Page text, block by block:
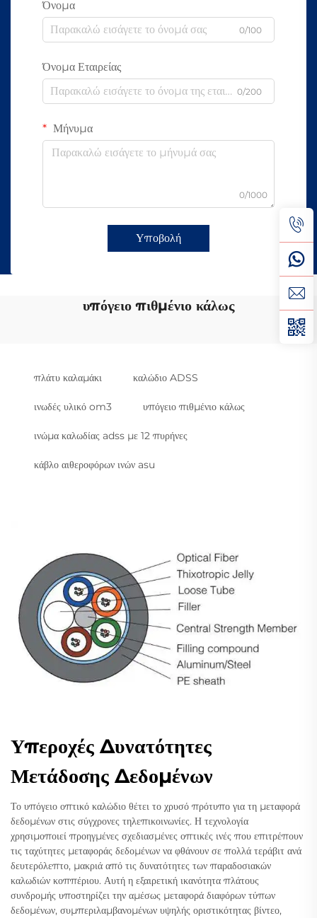
Όνομα
0/100
Όνομα Εταιρείας
0/200
Μήνυμα
0/1000
Υποβολή
υπόγειο πιθμένιο κάλως
πλάτυ καλαμάκι καλώδιο ADSS
ινωδές υλικό om3 υπόγειο πιθμένιο κάλως
ινώμα καλωδίας adss με 12 πυρήνες
κάβλο αιθεροφόρων ινών asu
Υπεροχές Δυνατότητες
Μετάδοσης Δεδομένων
Το υπόγειο οπτικό καλώδιο θέτει το χρυσό πρότυπο για τη μεταφορά
δεδομένων στις σύγχρονες τηλεπικοινωνίες. Η τεχνολογία
χρησιμοποιεί προηγμένες σχεδιασμένες οπτικές ινές που επιτρέπουν
τις ταχύτητες μεταφοράς δεδομένων να φθάνουν σε πολλά τεράβιτ ανά
δευτερόλεπτο, μακριά από τις δυνατότητες των παραδοσιακών
καλωδιών κοππέριου. Αυτή η εξαιρετική ικανότητα πλάτους
συνδρομής υποστηρίζει την αμέσως μεταφορά διαφόρων τύπων
δεδομένων, συμπεριλαμβανομένων υψηλής οριστικότητας βίντεο,